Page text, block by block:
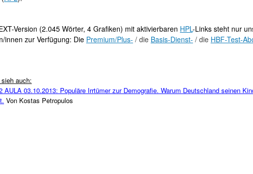
Version (2.045 Wörter, 4 Grafiken) mit aktivierbaren HPL-Links steht nur
innen zur Verfügung: Die Premium/Plus- / die Basis-Dienst- / die HBF-Test-
auch:
AULA 03.10.2013: Populäre Irrtümer zur Demografie. Warum Deutschland seinen
Von Kostas Petropulos